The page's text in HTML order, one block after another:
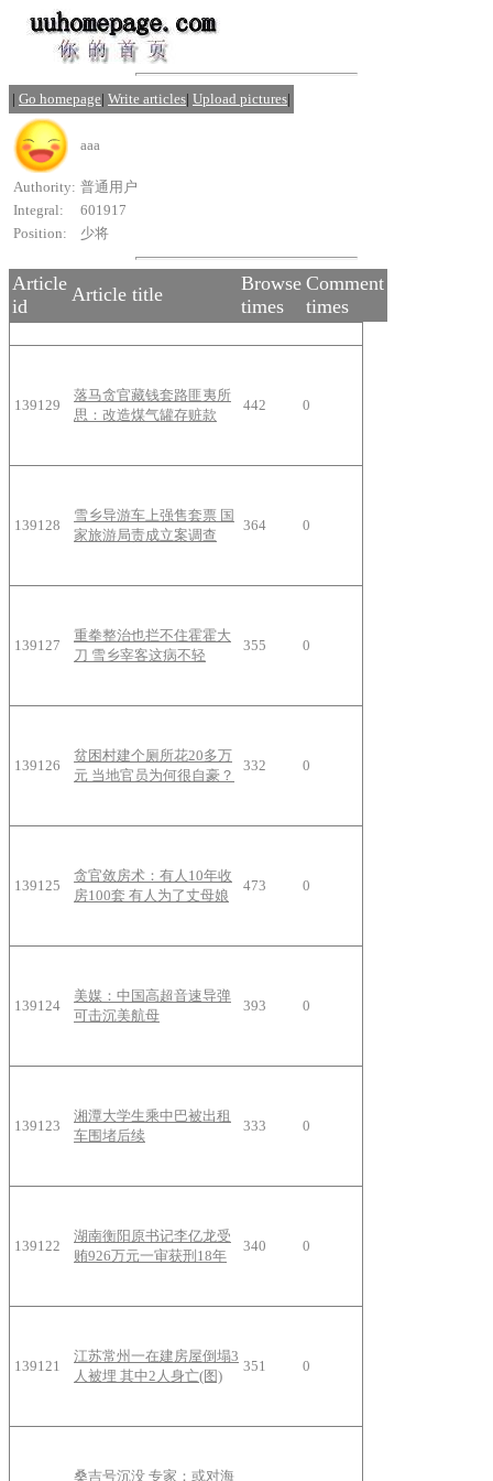
| Go homepage| Write articles| Upload pictures|
aaa
Authority: 普通用户
Integral:
601917
Position:
少将
Article
id
Article title
Browse
times
Comment
times
139129
落马贪官藏钱套路匪夷所
思：改造煤气罐存赃款
442 0
139128
雪乡导游车上强售套票 国
家旅游局责成立案调查
364 0
139127
重拳整治也拦不住霍霍大
刀 雪乡宰客这病不轻
355 0
139126
贫困村建个厕所花20多万
元 当地官员为何很自豪？
332 0
139125
贪官敛房术：有人10年收
房100套 有人为了丈母娘
473 0
139124
美媒：中国高超音速导弹
可击沉美航母
393 0
139123
湘潭大学生乘中巴被出租
车围堵后续
333 0
139122
湖南衡阳原书记李亿龙受
贿926万元一审获刑18年
340 0
139121
江苏常州一在建房屋倒塌3
人被埋 其中2人身亡(图)
351 0
桑吉号沉没 专家：或对海